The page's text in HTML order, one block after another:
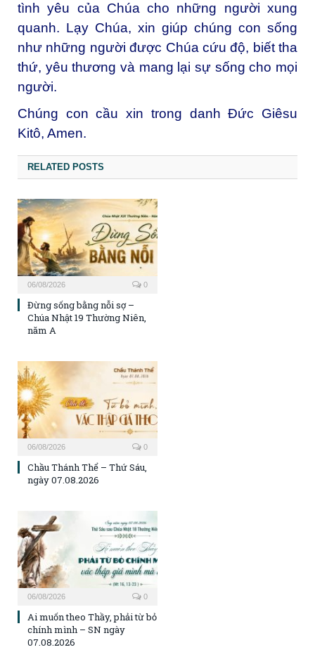
tình yêu của Chúa cho những người xung
quanh. Lạy Chúa, xin giúp chúng con sống
như những người được Chúa cứu độ, biết tha
thứ, yêu thương và mang lại sự sống cho mọi
người.
Chúng con cầu xin trong danh Đức Giêsu
Kitô, Amen.
RELATED POSTS
06/08/2026 0
Đừng sống bằng nỗi sợ –
Chúa Nhật 19 Thường Niên,
năm A
06/08/2026 0
Chầu Thánh Thể – Thứ Sáu,
ngày 07.08.2026
06/08/2026 0
Ai muốn theo Thầy, phải từ bỏ
chính mình – SN ngày
07.08.2026